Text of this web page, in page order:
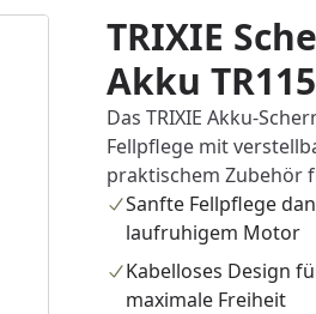
TRIXIE
Akku
Das TRIXIE Akku-
Fellpflege mit
praktischem Zubehör
Sanfte Fellpflege
laufruhigem Motor
Kabelloses Design
maximale Freiheit